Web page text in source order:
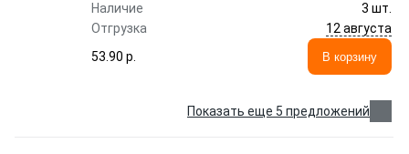
Наличие
3 шт.
Отгрузка
12 августа
53.90 p.
В корзину
Показать еще 5 предложений